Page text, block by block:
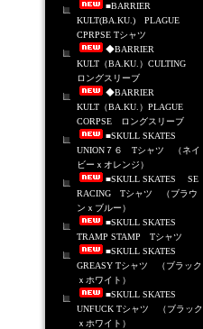
■BARRIER
KULT(BA.KU.) PLAGUE
CPRPSE Tシャツ
◆BARRIER
KULT（BA.KU.）CULTING
ロングスリーブ
◆BARRIER
KULT（BA.KU.）PLAGUE
CORPSE ロングスリーブ
■SKULL SKATES
UNION７６ Tシャツ （ネイ
ビーｘオレンジ）
■SKULL SKATES SE
RACING Tシャツ （ブラウ
ンｘブルー）
■SKULL SKATES
TRAMP STAMP Tシャツ
■SKULL SKATES
GREASY Tシャツ （ブラック
ｘホワイト）
■SKULL SKATES
UNFUCK Tシャツ （ブラック
ｘホワイト）